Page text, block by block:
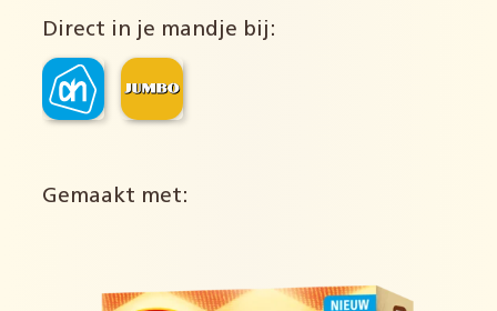
Direct in je mandje bij:
Gemaakt met: